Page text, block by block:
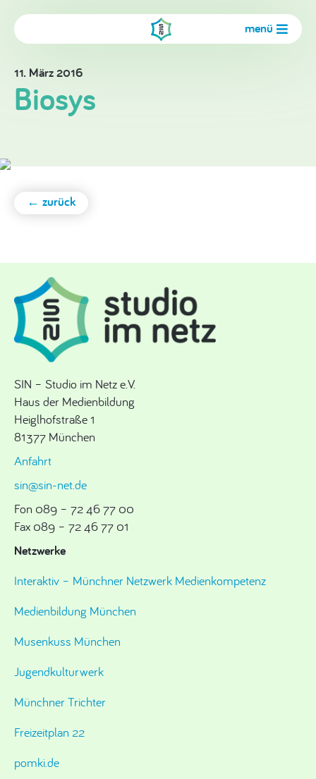
menü
11. März 2016
Biosys
← zurück
SIN – Studio im Netz e.V.
Haus der Medienbildung
Heiglhofstraße 1
81377 München
Anfahrt
sin@sin-net.de
Fon 089 – 72 46 77 00
Fax 089 – 72 46 77 01
Netzwerke
Interaktiv – Münchner Netzwerk Medienkompetenz
Medienbildung München
Musenkuss München
Jugendkulturwerk
Münchner Trichter
Freizeitplan 22
pomki.de